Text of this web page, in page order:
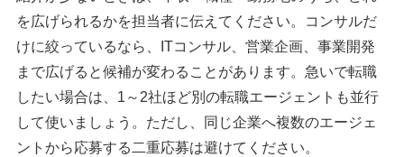
を広げられるかを担当者に伝えてください。コンサルだ
けに絞っているなら、ITコンサル、営業企画、事業開発
まで広げると候補が変わることがあります。急いで転職
したい場合は、1～2社ほど別の転職エージェントも並行
して使いましょう。ただし、同じ企業へ複数のエージェ
ントから応募する二重応募は避けてください。